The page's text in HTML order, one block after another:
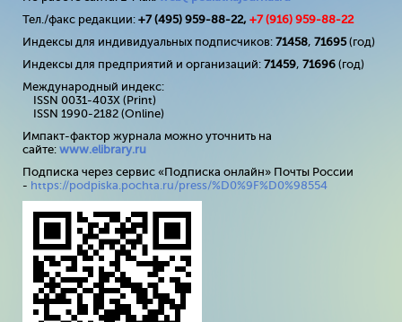
Тел./факс редакции: +7 (495) 959-88-22, +7 (916) 959-88-22
Индексы для индивидуальных подписчиков: 71458, 71695(год)
Индексы для предприятий и организаций: 71459, 71696 (год)
Международный индекс:
ISSN 0031-403X (Print)
ISSN 1990-2182 (Online)
Импакт-фактор журнала можно уточнить на
сайте: www.elibrary.ru
Подписка через сервис «Подписка онлайн» Почты России
- https://podpiska.pochta.ru/press/%D0%9F%D0%98554